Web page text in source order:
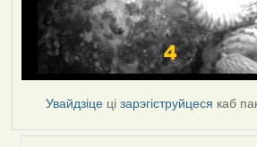
Увайдзіце цізарэгіструйцеся каб